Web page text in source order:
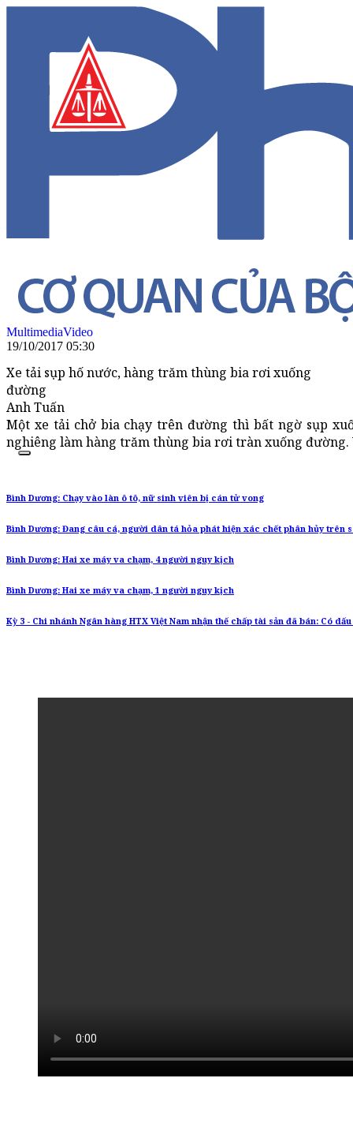
MultimediaVideo
19/10/2017 05:30
Xe tải sụp hố nước, hàng trăm thùng bia rơi xuống
đường
Anh Tuấn
Một xe tải chở bia chạy trên đường thì bất ngờ sụp
nghiêng làm hàng trăm thùng bia rơi tràn xuống đường.
Bình Dương: Chạy vào làn ô tô, nữ sinh viên bị cán tử vong
Bình Dương: Đang câu cá, người dân tá hỏa phát hiện xác chết phân hủy trên
Bình Dương: Hai xe máy va chạm, 4 người nguy kịch
Bình Dương: Hai xe máy va chạm, 1 người nguy kịch
Kỳ 3 - Chi nhánh Ngân hàng HTX Việt Nam nhận thế chấp tài sản đã bán: Có